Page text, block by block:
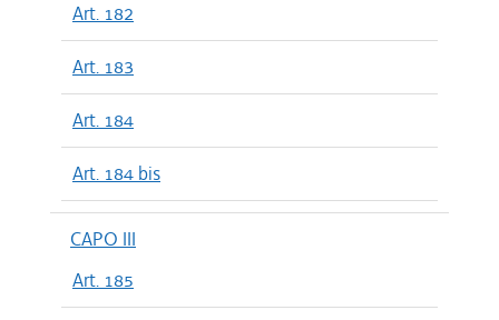
Art. 182
Art. 183
Art. 184
Art. 184 bis
CAPO III
Art. 185